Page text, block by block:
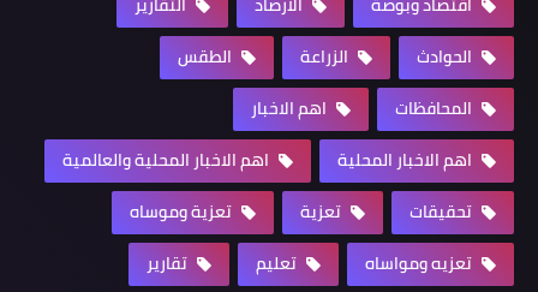
الحوادث
الزراعة
الطقس
المحافظات
اهم الاخبار
اهم الاخبار المحلية
اهم الاخبار المحلية والعالمية
تحقيقات
تعزية
تعزية وموساه
تعزيه ومواساه
تعليم
تقارير